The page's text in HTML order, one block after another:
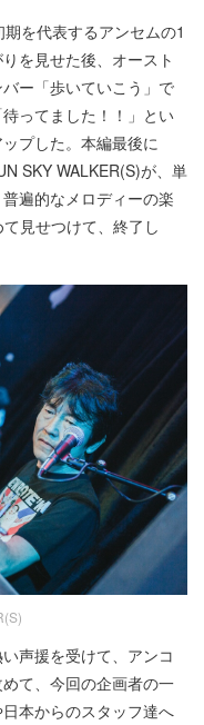
を代表するアンセムの1
を見せた後、オースト
ー「歩いていこう」で
ってました！！」とい
プした。本編最後に
SKY WALKER(S)が、単
遍的なメロディーの楽
見せつけて、終了し
声援を受けて、アンコ
て、今回の企画者の一
本からのスタッフ達へ